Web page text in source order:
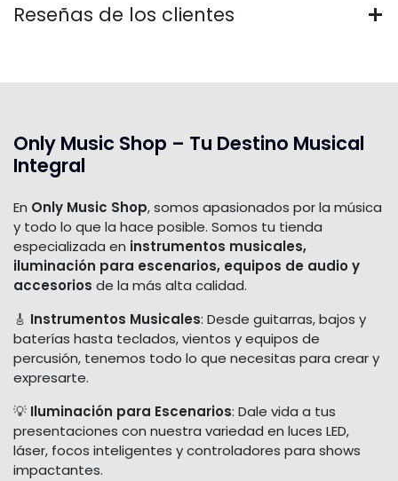
Reseñas de los clientes
Only Music Shop – Tu Destino Musical
Integral
En Only Music Shop, somos apasionados por la música
y todo lo que la hace posible. Somos tu tienda
especializada en instrumentos musicales,
iluminación para escenarios, equipos de audio y
accesorios de la más alta calidad.
🎸 Instrumentos Musicales: Desde guitarras, bajos y
baterías hasta teclados, vientos y equipos de
percusión, tenemos todo lo que necesitas para crear y
expresarte.
💡 Iluminación para Escenarios: Dale vida a tus
presentaciones con nuestra variedad en luces LED,
láser, focos inteligentes y controladores para shows
impactantes.